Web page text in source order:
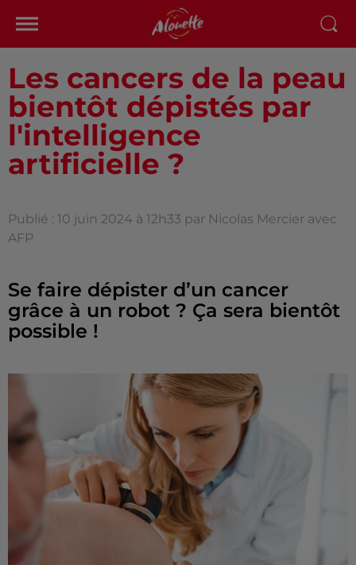
Les cancers de la peau
bientôt dépistés par
l'intelligence
artificielle ?
Publié : 10 juin 2024 à 12h33 par Nicolas Mercier avec
AFP
Se faire dépister d’un cancer
grâce à un robot ? Ça sera bientôt
possible !